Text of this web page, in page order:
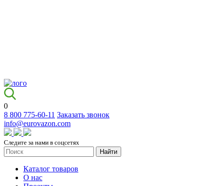
0
8 800 775-60-11 Заказать звонок
info@eurovazon.com
Следите за нами в соцсетях
Найти
Каталог товаров
О нас